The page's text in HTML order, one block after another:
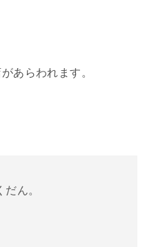
あらわれます。
ん。